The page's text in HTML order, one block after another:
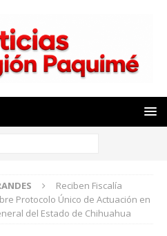
Reciben Fiscalía
Protocolo Único de Actuación en
del Estado de Chihuahua